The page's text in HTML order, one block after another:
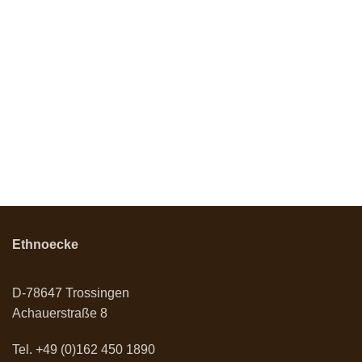
Ethnoecke
D-78647 Trossingen
Achauerstraße 8
Tel. +49 (0)162 450 1890